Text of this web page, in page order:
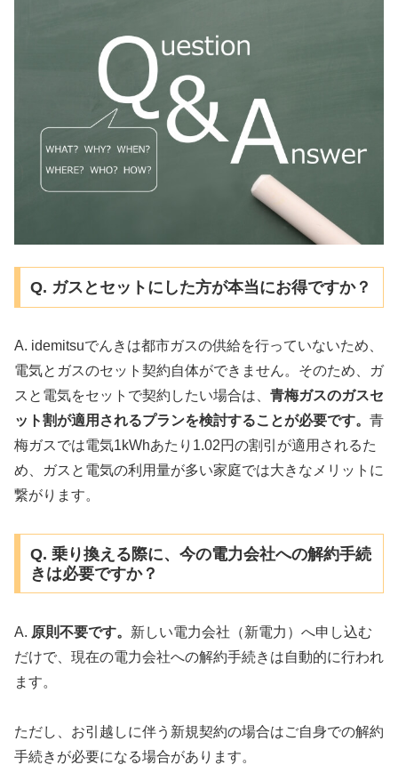
Q. ガスとセットにした方が本当にお得ですか？
A. idemitsuでんきは都市ガスの供給を行っていないため、
電気とガスのセット契約自体ができません。そのため、ガ
スと電気をセットで契約したい場合は、 青梅ガスのガスセ
ット割が適用されるプランを検討することが必要です。 青
梅ガスでは電気1kWhあたり1.02円の割引が適用されるた
め、ガスと電気の利用量が多い家庭では大きなメリットに
繋がります。
Q. 乗り換える際に、今の電力会社への解約手続
きは必要ですか？
A. 原則不要です。 新しい電力会社（新電力）へ申し込む
だけで、現在の電力会社への解約手続きは自動的に行われ
ます。
ただし、お引越しに伴う新規契約の場合はご自身での解約
手続きが必要になる場合があります。